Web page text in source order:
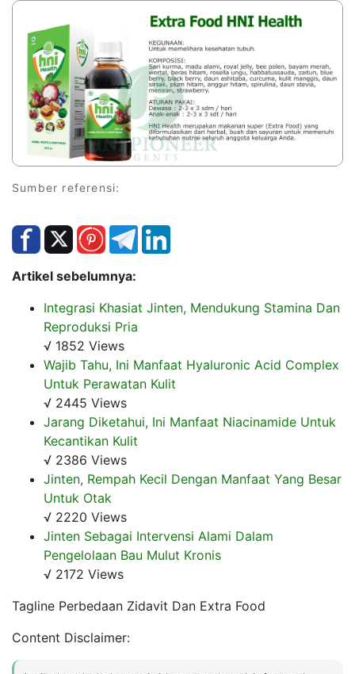
Sumber referensi:
Artikel sebelumnya:
Integrasi Khasiat Jinten, Mendukung Stamina Dan
Reproduksi Pria
√ 1852 Views
Wajib Tahu, Ini Manfaat Hyaluronic Acid Complex
Untuk Perawatan Kulit
√ 2445 Views
Jarang Diketahui, Ini Manfaat Niacinamide Untuk
Kecantikan Kulit
√ 2386 Views
Jinten, Rempah Kecil Dengan Manfaat Yang Besar
Untuk Otak
√ 2220 Views
Jinten Sebagai Intervensi Alami Dalam
Pengelolaan Bau Mulut Kronis
√ 2172 Views
Tagline Perbedaan Zidavit Dan Extra Food
Content Disclaimer: